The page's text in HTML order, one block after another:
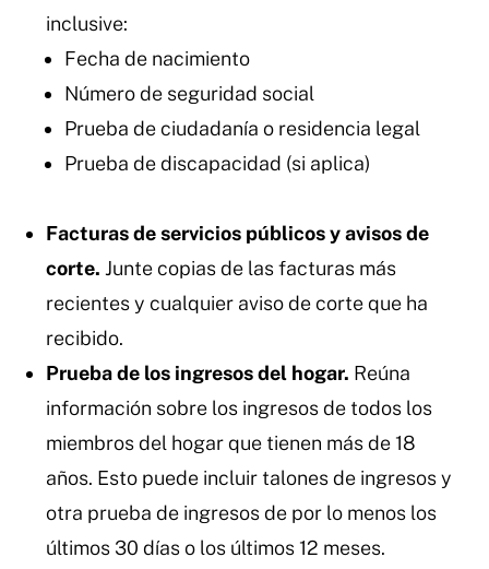
inclusive:
Fecha de nacimiento
Número de seguridad social
Prueba de ciudadanía o residencia legal
Prueba de discapacidad (si aplica)
Facturas de servicios públicos y avisos de
corte. Junte copias de las facturas más
recientes y cualquier aviso de corte que ha
recibido.
Prueba de los ingresos del hogar. Reúna
información sobre los ingresos de todos los
miembros del hogar que tienen más de 18
años. Esto puede incluir talones de ingresos y
otra prueba de ingresos de por lo menos los
últimos 30 días o los últimos 12 meses.